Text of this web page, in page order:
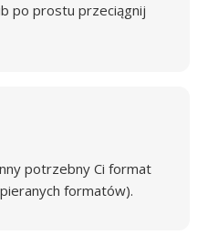
po prostu przeciągnij
potrzebny Ci format
formatów).